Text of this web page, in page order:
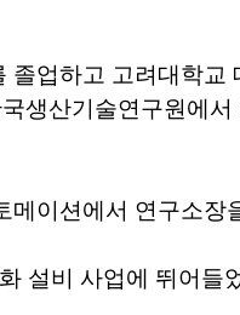
졸업하고 고려대학교
생산기술연구원에
메이션에서 연구소장
설비 사업에 뛰어들